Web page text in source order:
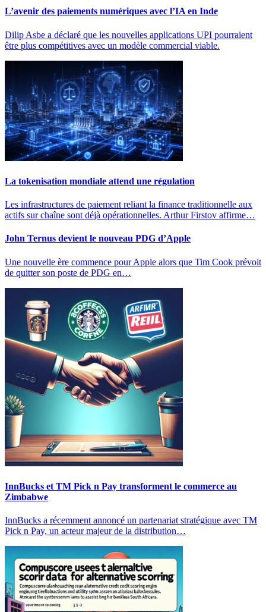
L’avenir des paiements numériques avec l’IA en Inde
Dilip Asbe a déclaré que les nouvelles applications UPI pourraient
être plus compétitives avec un modèle commercial viable.
La tokenisation mondiale attend une régulation
Les infrastructures de paiement reliant la finance traditionnelle aux
actifs sur chaîne sont déjà opérationnelles. Arthur Firstov affirme…
John Ternus devient le nouveau PDG d’Apple
Une nouvelle ère commence pour Apple alors que Tim Cook prévoit
de quitter son poste de PDG en…
InnBucks et TM Pick n Pay transforment le commerce au
Zimbabwe
InnBucks a récemment annoncé un partenariat stratégique avec TM
Pick n Pay, un acteur majeur de la distribution…